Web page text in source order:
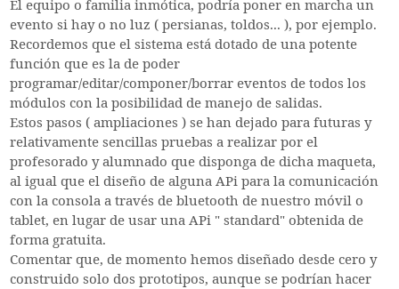
El equipo o familia inmótica, podría poner en marcha un
evento si hay o no luz ( persianas, toldos... ), por ejemplo.
Recordemos que el sistema está dotado de una potente
función que es la de poder
programar/editar/componer/borrar eventos de todos los
módulos con la posibilidad de manejo de salidas.
Estos pasos ( ampliaciones ) se han dejado para futuras y
relativamente sencillas pruebas a realizar por el
profesorado y alumnado que disponga de dicha maqueta,
al igual que el diseño de alguna APi para la comunicación
con la consola a través de bluetooth de nuestro móvil o
tablet, en lugar de usar una APi " standard" obtenida de
forma gratuita.
Comentar que, de momento hemos diseñado desde cero y
construido solo dos prototipos, aunque se podrían hacer